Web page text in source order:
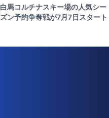
白馬コルチナスキー場の人気シー
ズン予約争奪戦が7月7日スタート